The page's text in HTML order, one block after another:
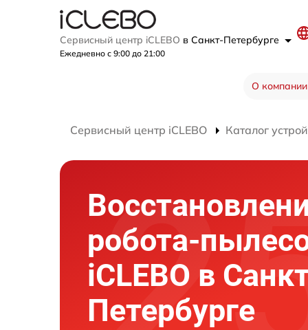
Сервисный центр iCLEBO в Санкт-Петербурге
Ежедневно с 9:00 до 21:00
О компании
Сервисный центр iCLEBO Каталог
робота-
iCLEBO в
Петербурге